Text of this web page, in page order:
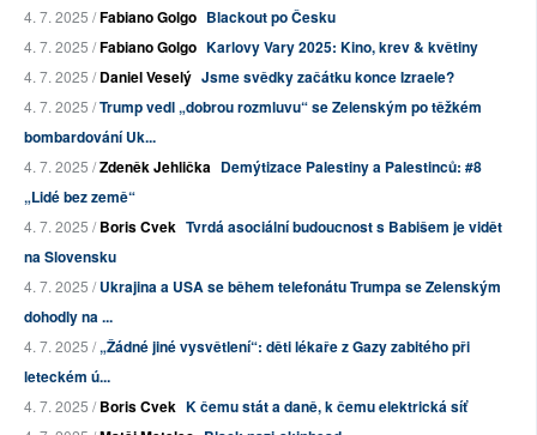
4. 7. 2025 /Fabiano Golgo Blackout po Česku
4. 7. 2025 /Fabiano Golgo Karlovy Vary 2025: Kino, krev & květiny
4. 7. 2025 /Daniel Veselý Jsme svědky začátku konce Izraele?
4. 7. 2025 /Trump vedl „dobrou rozmluvu“ se Zelenským po těžkém
bombardování Uk...
4. 7. 2025 /Zdeněk Jehlička Demýtizace Palestiny a Palestinců: #8
„Lidé bez země“
4. 7. 2025 /Boris Cvek Tvrdá asociální budoucnost s Babišem je vidět
na Slovensku
4. 7. 2025 /Ukrajina a USA se během telefonátu Trumpa se Zelenským
dohodly na ...
4. 7. 2025 /„Žádné jiné vysvětlení“: děti lékaře z Gazy zabitého při
leteckém ú...
4. 7. 2025 /Boris Cvek K čemu stát a daně, k čemu elektrická síť